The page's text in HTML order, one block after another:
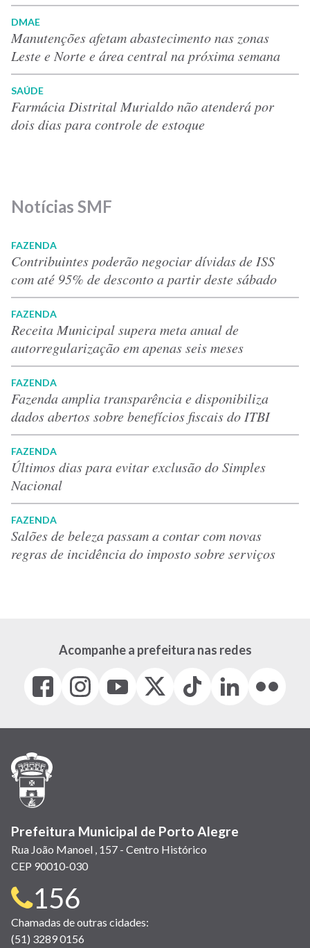
DMAE
Manutenções afetam abastecimento nas zonas
Leste e Norte e área central na próxima semana
SAÚDE
Farmácia Distrital Murialdo não atenderá por
dois dias para controle de estoque
Notícias SMF
FAZENDA
Contribuintes poderão negociar dívidas de ISS
com até 95% de desconto a partir deste sábado
FAZENDA
Receita Municipal supera meta anual de
autorregularização em apenas seis meses
FAZENDA
Fazenda amplia transparência e disponibiliza
dados abertos sobre benefícios fiscais do ITBI
FAZENDA
Últimos dias para evitar exclusão do Simples
Nacional
FAZENDA
Salões de beleza passam a contar com novas
regras de incidência do imposto sobre serviços
Acompanhe a prefeitura nas redes
Facebook
(link
em
janela)
Instagram
(link
em
(link
em
(Antigo
(link
Tiktok
(link
em
LinkedIn
(link
em
(link
em
Prefeitura Municipal de Porto Alegre
Rua João Manoel , 157 - Centro Histórico
CEP 90010-030
Telefone
para
156
Chamadas de outras cidades:
(51) 3289 0156